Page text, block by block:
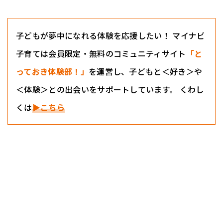
子どもが夢中になれる体験を応援したい！ マイナビ
子育ては会員限定・無料のコミュニティサイト 「と
っておき体験部！」 を運営し、子どもと＜好き＞や
＜体験＞との出会いをサポートしています。 くわし
くは▶こちら